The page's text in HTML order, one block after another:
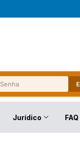
Jurídico FAQ